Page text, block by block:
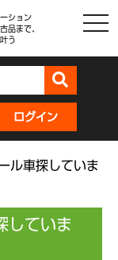
ション
品まで、
う
ログイン
ル車探していま
していま